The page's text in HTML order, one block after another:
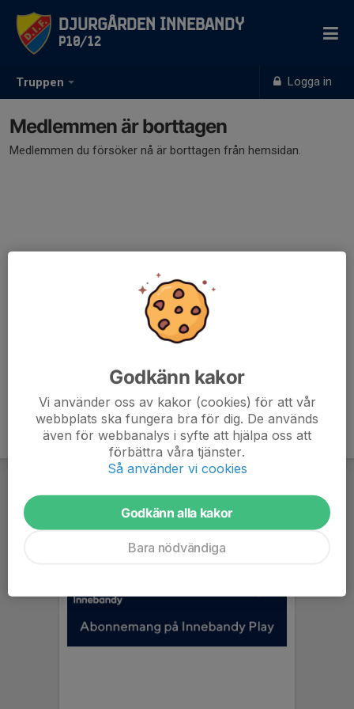
Truppen Logga in
Djurgården Innebandy
P10/12
Medlemmen är borttagen
Medlemmen du försöker nå är borttagen från hemsidan.
Godkänn kakor
Vi använder oss av kakor (cookies) för att vår
webbplats ska fungera bra för dig. De används
även för webbanalys i syfte att hjälpa oss att
förbättra våra tjänster.
Så använder vi cookies
Godkänn alla kakor
Bara nödvändiga